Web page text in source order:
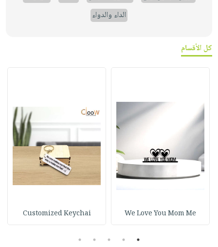
الداء والدواء
كل الأقسام
We Love You Mom Me
Customized Keychai
1
2
3
4
5